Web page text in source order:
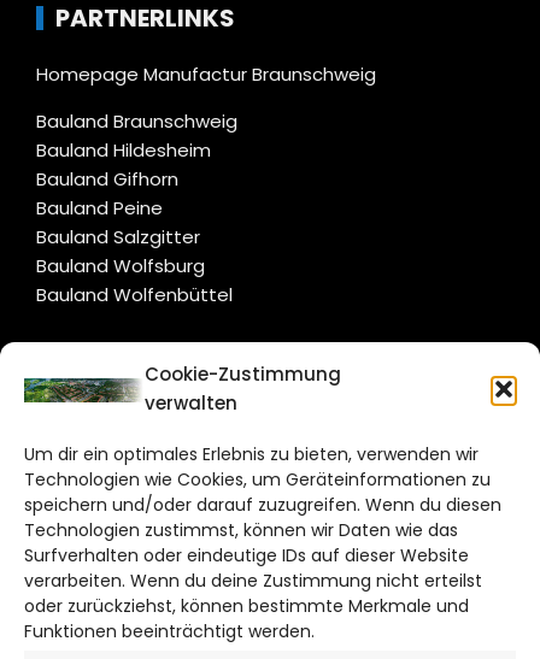
Cookie-Zustimmung
verwalten
Um dir ein optimales Erlebnis zu bieten, verwenden wir
Technologien wie Cookies, um Geräteinformationen zu
speichern und/oder darauf zuzugreifen. Wenn du diesen
Technologien zustimmst, können wir Daten wie das
Surfverhalten oder eindeutige IDs auf dieser Website
verarbeiten. Wenn du deine Zustimmung nicht erteilst
oder zurückziehst, können bestimmte Merkmale und
Funktionen beeinträchtigt werden.
PARTNERLINKS
Homepage Manufactur Braunschweig
Bauland Braunschweig
Bauland Hildesheim
Bauland Gifhorn
Bauland Peine
Bauland Salzgitter
Bauland Wolfsburg
Bauland Wolfenbüttel
CITYLIFE!
Bruchtorwall 12
38100 Braunschweig
Telefon: 0531 387220 – 65
DAS STADTMAGAZIN FÜR
SALZGITTER